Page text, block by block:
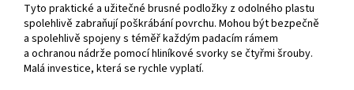
Tyto praktické a užitečné brusné podložky z odolného plastu
spolehlivě zabraňují poškrábání povrchu. Mohou být bezpečně
a spolehlivě spojeny s téměř každým padacím rámem
a ochranou nádrže pomocí hliníkové svorky se čtyřmi šrouby.
Malá investice, která se rychle vyplatí.